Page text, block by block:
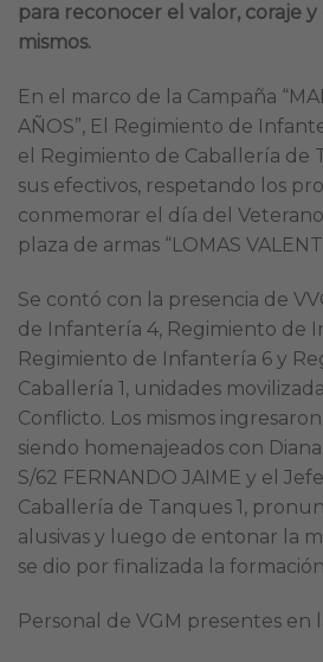
para reconocer el valor, coraje y
mismos.
En el marco de la Campaña
AÑOS”, El Regimiento de
el Regimiento de Caballería de
sus efectivos, respetando los
conmemorar el día del
plaza de armas “LOMAS
Se contó con la presencia de
de Infantería 4, Regimiento de
Regimiento de Infantería 6 y
Caballería 1, unidades
Conflicto. Los mismos
siendo homenajeados con
S/62 FERNANDO JAIME y el
Caballería de Tanques 1,
alusivas y luego de entonar la
se dio por finalizada la
Personal de VGM presentes en